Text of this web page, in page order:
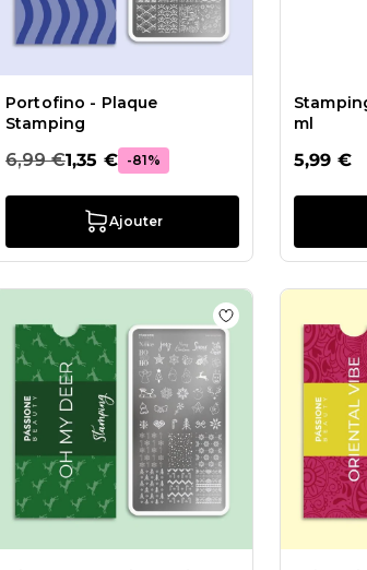
Portofino - Plaque
Stamping
6,99 €1,35 € -81%
Ajouter
ml
5,99 €
- Plaque Stamping
la liste de souhaits Fluffy Teddy – Plaque de
Ajouter à la liste